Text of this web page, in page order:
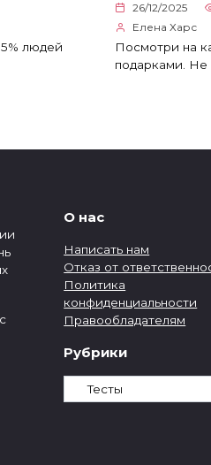
людей
26/12/2025
Елена Харс
Посмотри на
подарками. Не
О нас
Написать нам
Отказ от
Политика
конфиденциальности
Правообладателям
Рубрики
Рубрики